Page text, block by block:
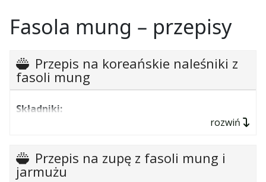
Fasola mung – przepisy
Przepis na koreańskie naleśniki z
fasoli mung
Składniki:
pół kubka obranej i namoczonej około 2
pół kubka mąki z ryżu brązowego;
rozwiń
Przepis na zupę z fasoli mung i
jarmużu